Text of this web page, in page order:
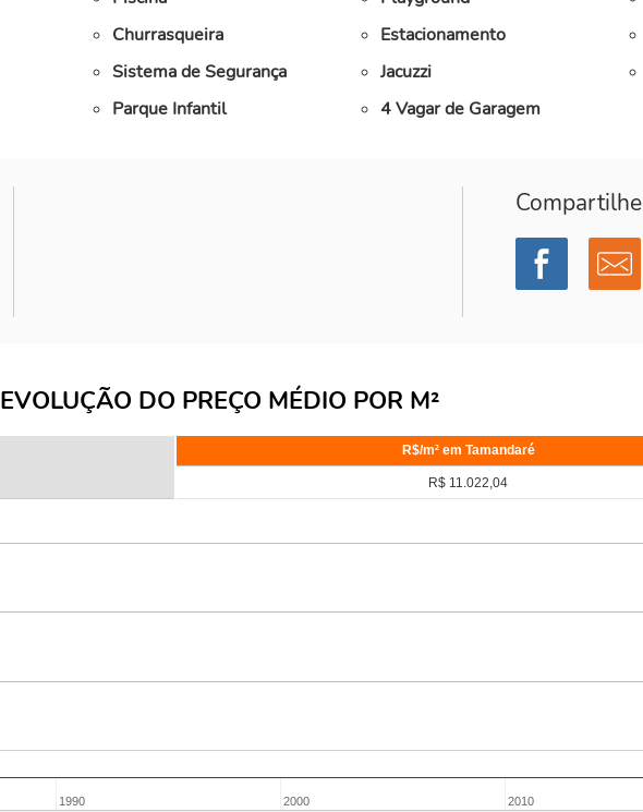
Churrasqueira Estacionamento
Sistema de Segurança Jacuzzi
Parque Infantil 4 Vagar de Garagem
Compartilhe
EVOLUÇÃO DO PREÇO MÉDIO POR M²